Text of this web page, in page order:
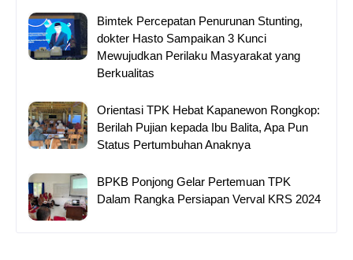
Bimtek Percepatan Penurunan Stunting,
dokter Hasto Sampaikan 3 Kunci
Mewujudkan Perilaku Masyarakat yang
Berkualitas
Orientasi TPK Hebat Kapanewon Rongkop:
Berilah Pujian kepada Ibu Balita, Apa Pun
Status Pertumbuhan Anaknya
BPKB Ponjong Gelar Pertemuan TPK
Dalam Rangka Persiapan Verval KRS 2024